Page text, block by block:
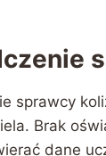
sprawcy
Brak
dane